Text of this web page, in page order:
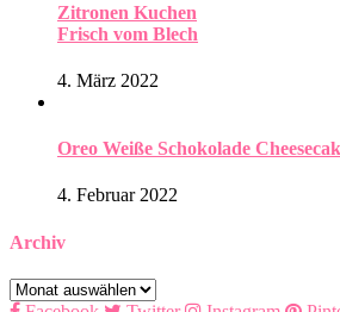
Zitronen Kuchen
Frisch vom Blech
4. März 2022
Oreo Weiße Schokolade
4. Februar 2022
Archiv
Archiv